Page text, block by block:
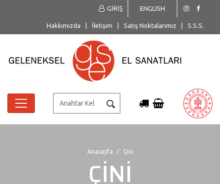
ENGLISH
GİRİŞ
Hakkımızda İletişim Satış Noktalarımız S.S.S.
Anasayfa Çini
ÇİNİ